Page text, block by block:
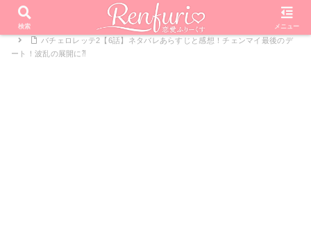
PR
ホーム 恋愛リアリティーショー
バチェロレッテ・ジャパン
バチェロレッテ2【6話】ネタバレあらすじと感想！チェンマイ最後のデ
ート！波乱の展開に⁈
検索 メニュー